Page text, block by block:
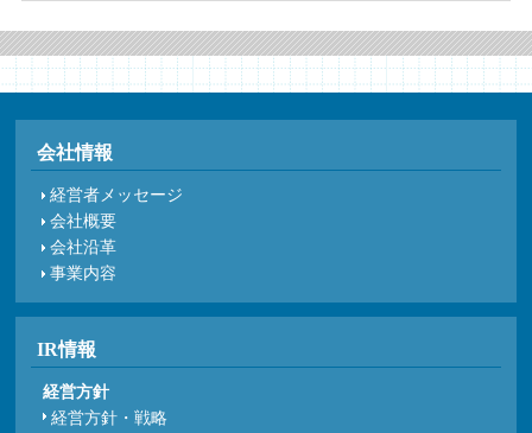
会社情報
経営者メッセージ
会社概要
会社沿革
事業内容
IR情報
経営方針
経営方針・戦略